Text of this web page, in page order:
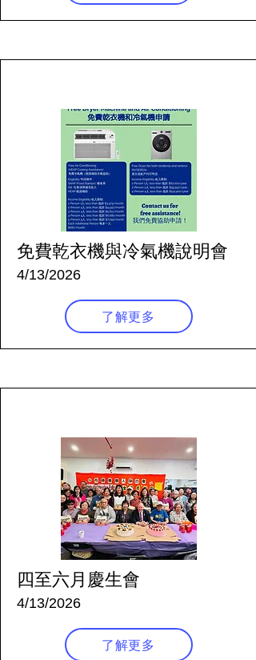
免費乾衣機與冷氣機說明會
4/13/2026
了解更多
四至六月慶生會
4/13/2026
了解更多